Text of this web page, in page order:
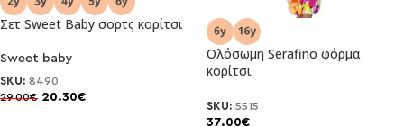
Σετ Sweet Baby σορτς κορίτσι
Sweet baby
SKU: 8490
29.00€ 20.30€
Ολόσωμη Serafino φόρμα
κορίτσι
SKU: 5515
37.00€